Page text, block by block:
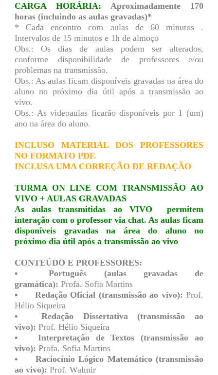
CARGA HORÁRIA: Aproximadamente 170
horas (incluindo as aulas gravadas)*
* Cada encontro com aulas de 60 minutos .
Intervalos de 15 minutos e 1h de almoço
Obs.: Os dias de aulas podem ser alterados,
conforme disponibilidade de professores e/ou
problemas na transmissão.
Obs.: As aulas ficam disponíveis gravadas na área do
aluno no próximo dia útil após a transmissão ao
vivo.
Obs.: As videoaulas ficarão disponíveis por 1 (um)
ano na área do aluno.
INCLUSO MATERIAL DOS PROFESSORES
NO FORMATO PDF.
INCLUSA UMA CORREÇÃO DE REDAÇÃO
TURMA ON LINE COM TRANSMISSÃO AO
VIVO + AULAS GRAVADAS
As aulas transmitidas ao VIVO permitem
interação com o professor via chat. As aulas ficam
disponíveis gravadas na área do aluno no
próximo dia útil após a transmissão ao vivo
CONTEÚDO E PROFESSORES:
•
Português (aulas gravadas de
gramática): Profa. Sofia Martins
•
Redação Oficial (transmissão ao vivo): Prof.
Hélio Siqueira
•
Redação Dissertativa (transmissão ao
vivo): Prof. Hélio Siqueira
•
Interpretação de Textos (transmissão ao
vivo): Profa. Sofia Martins
•
Raciocínio Lógico Matemático (transmissão
ao vivo): Prof. Walmir